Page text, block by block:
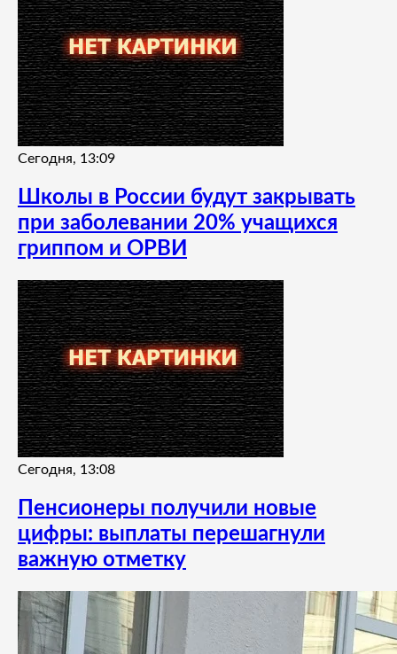
Сегодня, 13:09
Школы в России будут закрывать
при заболевании 20% учащихся
гриппом и ОРВИ
Сегодня, 13:08
Пенсионеры получили новые
цифры: выплаты перешагнули
важную отметку